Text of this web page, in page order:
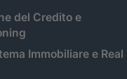
del Credito e
Immobiliare e Real